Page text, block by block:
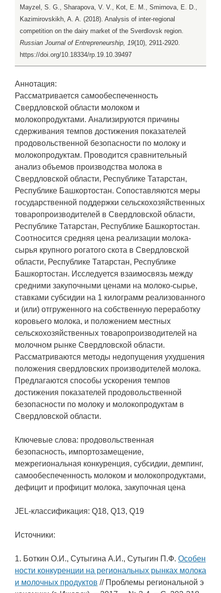
Mayzel, S. G., Sharapova, V. V., Kot, E. M., Smirnova, E. D.,
Kazimirovskikh, A. A. (2018). Analysis of inter-regional
competition on the dairy market of the Sverdlovsk region.
Russian Journal of Entrepreneurship, 19(10), 2911-2920.
https://doi.org/10.18334/rp.19.10.39497
Аннотация:
Рассматривается самообеспеченность
Свердловской области молоком и
молокопродуктами. Анализируются причины
сдерживания темпов достижения показателей
продовольственной безопасности по молоку и
молокопродуктам. Проводится сравнительный
анализ объемов производства молока в
Свердловской области, Республике Татарстан,
Республике Башкортостан. Сопоставляются меры
государственной поддержки сельскохозяйственных
товаропроизводителей в Свердловской области,
Республике Татарстан, Республике Башкортостан.
Соотносится средняя цена реализации молока-
сырья крупного рогатого скота в Свердловской
области, Республике Татарстан, Республике
Башкортостан. Исследуется взаимосвязь между
средними закупочными ценами на молоко-сырье,
ставками субсидии на 1 килограмм реализованного
и (или) отгруженного на собственную переработку
коровьего молока, и положением местных
сельскохозяйственных товаропроизводителей на
молочном рынке Свердловской области.
Рассматриваются методы недопущения ухудшения
положения свердловских производителей молока.
Предлагаются способы ускорения темпов
достижения показателей продовольственной
безопасности по молоку и молокопродуктам в
Свердловской области.
Ключевые слова: продовольственная
безопасность, импортозамещение,
межрегиональная конкуренция, субсидии, демпинг,
самообеспеченность молоком и молокопродуктами,
дефицит и профицит молока, закупочная цена
JEL-классификация: Q18, Q13, Q19
Источники:
1. Боткин О.И., Сутыгина А.И., Сутыгин П.Ф. Особен
ности конкуренции на региональных рынках молока
и молочных продуктов // Проблемы региональной э